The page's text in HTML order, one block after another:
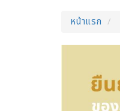
หน้าแรก